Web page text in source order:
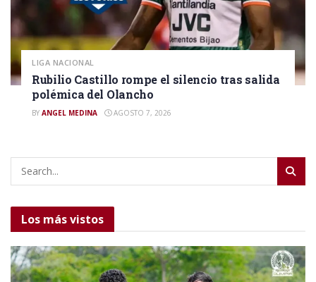
LIGA NACIONAL
Rubilio Castillo rompe el silencio tras salida
polémica del Olancho
BY ANGEL MEDINA AGOSTO 7, 2026
Los más vistos